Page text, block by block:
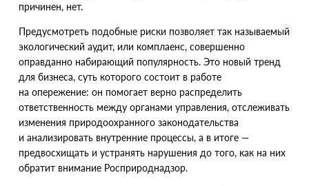
причинен, нет.
Предусмотреть подобные риски позволяет так называемый
экологический аудит, или комплаенс, совершенно
оправданно набирающий популярность. Это новый тренд
для бизнеса, суть которого состоит в работе
на опережение: он помогает верно распределить
ответственность между органами управления, отслеживать
изменения природоохранного законодательства
и анализировать внутренние процессы, а в итоге —
предвосхищать и устранять нарушения до того, как на них
обратит внимание Росприроднадзор.